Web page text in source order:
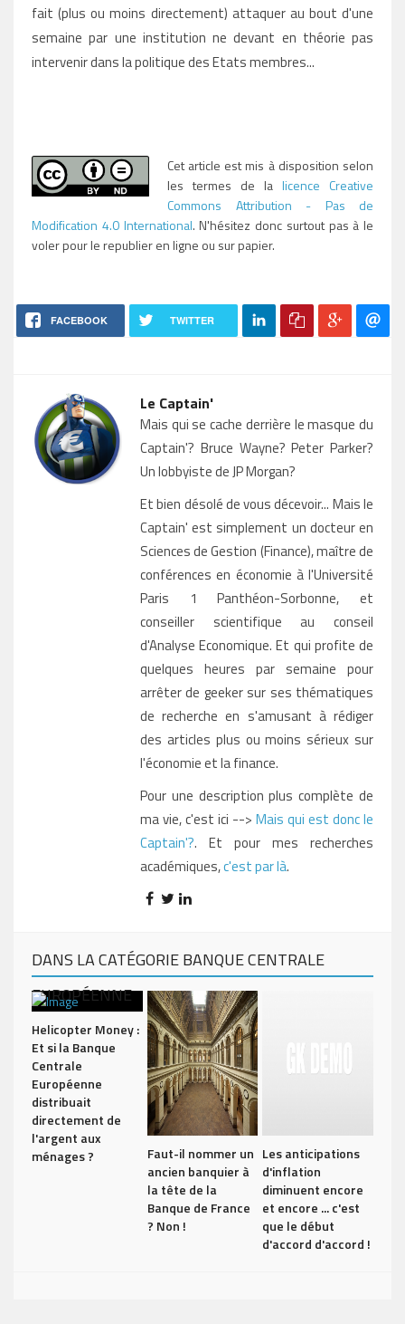
fait (plus ou moins directement) attaquer au bout d'une
semaine par une institution ne devant en théorie pas
intervenir dans la politique des Etats membres...
Cet article est mis à disposition selon
les termes de la licence Creative
Commons Attribution - Pas de
Modification 4.0 International. N'hésitez donc surtout pas à le
voler pour le republier en ligne ou sur papier.
FACEBOOK TWITTER
Le Captain'
Mais qui se cache derrière le masque du
Captain'? Bruce Wayne? Peter Parker?
Un lobbyiste de JP Morgan?
Et bien désolé de vous décevoir... Mais le
Captain' est simplement un docteur en
Sciences de Gestion (Finance), maître de
conférences en économie à l'Université
Paris 1 Panthéon-Sorbonne, et
conseiller scientifique au conseil
d'Analyse Economique. Et qui profite de
quelques heures par semaine pour
arrêter de geeker sur ses thématiques
de recherche en s'amusant à rédiger
des articles plus ou moins sérieux sur
l'économie et la finance.
Pour une description plus complète de
ma vie, c'est ici --> Mais qui est donc le
Captain'?. Et pour mes recherches
académiques,c'est par là.
DANS LA CATÉGORIE BANQUE CENTRALE
EUROPÉENNE
Helicopter Money :
Et si la Banque
Centrale
Européenne
distribuait
directement de
l'argent aux
ménages ?
Faut-il nommer un
ancien banquier à
la tête de la
Banque de France
? Non !
Les anticipations
d'inflation
diminuent encore
et encore ... c'est
que le début
d'accord d'accord !